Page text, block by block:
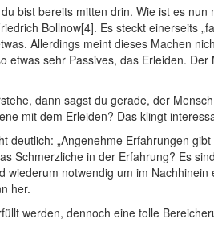
bist bereits mitten drin. Wie ist es
Bollnow[4]. Es steckt einerseits
Allerdings meint dieses Machen
sehr Passives, das Erleiden.
dann sagst du gerade, der
mit dem Erleiden? Das klingt
„Angenehme Erfahrungen
Schmerzliche in der Erfahrung? Es
notwendig um im
her.
werden, dennoch eine tolle